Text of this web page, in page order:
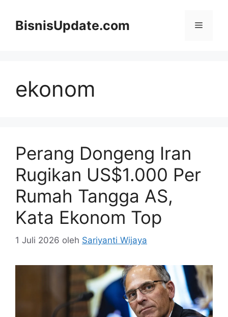
BisnisUpdate.com Menu
ekonom
Perang Dongeng Iran
Rugikan US$1.000 Per
Rumah Tangga AS,
Kata Ekonom Top
1 Juli 2026 oleh Sariyanti Wijaya